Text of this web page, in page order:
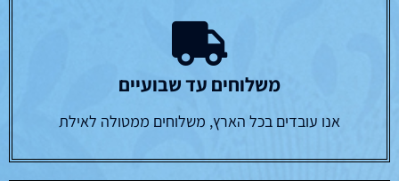
משלוחים עד שבועיים
אנו עובדים בכל הארץ, משלוחים ממטולה לאילת